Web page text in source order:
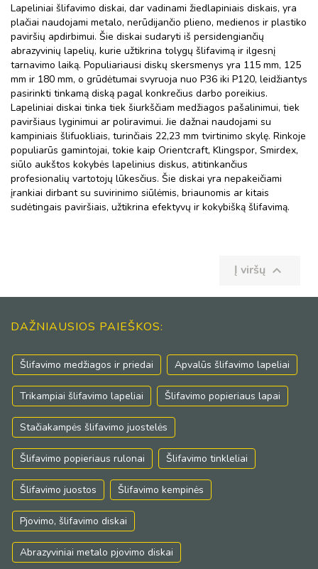
Lapeliniai šlifavimo diskai, dar vadinami žiedlapiniais diskais, yra
plačiai naudojami metalo, nerūdijančio plieno, medienos ir plastiko
paviršių apdirbimui. Šie diskai sudaryti iš persidengiančių
abrazyvinių lapelių, kurie užtikrina tolygų šlifavimą ir ilgesnį
tarnavimo laiką. Populiariausi diskų skersmenys yra 115 mm, 125
mm ir 180 mm, o grūdėtumai svyruoja nuo P36 iki P120, leidžiantys
pasirinkti tinkamą diską pagal konkrečius darbo poreikius.
Lapeliniai diskai tinka tiek šiurkščiam medžiagos pašalinimui, tiek
paviršiaus lyginimui ar poliravimui. Jie dažnai naudojami su
kampiniais šlifuokliais, turinčiais 22,23 mm tvirtinimo skylę. Rinkoje
populiarūs gamintojai, tokie kaip Orientcraft, Klingspor, Smirdex,
siūlo aukštos kokybės lapelinius diskus, atitinkančius
profesionalių vartotojų lūkesčius. Šie diskai yra nepakeičiami
įrankiai dirbant su suvirinimo siūlėmis, briaunomis ar kitais
sudėtingais paviršiais, užtikrina efektyvų ir kokybišką šlifavimą.
Į viršų 
DAŽNIAUSIOS PAIEŠKOS:
Šlifavimo medžiagos ir priedai Apvalūs šlifavimo lapeliai
Trikampiai šlifavimo lapeliai Šlifavimo popieriaus lapai
Stačiakampės šlifavimo juostelės
Šlifavimo popieriaus rulonai Šlifavimo tinkleliai
Šlifavimo juostos Šlifavimo kempinės
Pjovimo, šlifavimo diskai
Abrazyviniai metalo pjovimo diskai